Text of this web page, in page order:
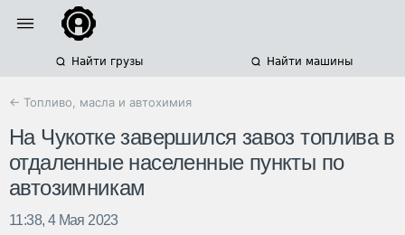
Найти грузы Найти машины
← Топливо, масла и автохимия
На Чукотке завершился завоз топлива в
отдаленные населенные пункты по
автозимникам
11:38, 4 Мая 2023